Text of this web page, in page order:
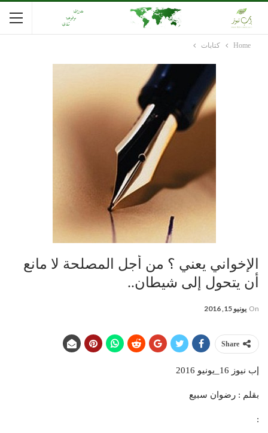
Home كتابات
الإخواني يعني ؟ من أجل المصلحة لا مانع
أن يتحول إلى شيطان..
On يونيو 15, 2016
Share
إب نيوز 16_يونيو 2016
بقلم : رضوان سبيع
: